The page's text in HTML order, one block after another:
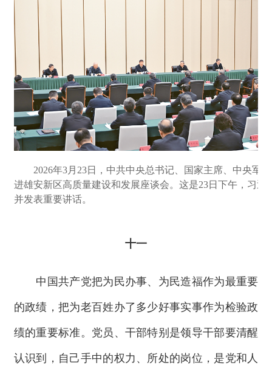
2026年3月23日，中共中央总书记、国家主席、中央军
进雄安新区高质量建设和发展座谈会。这是23日下午，习
并发表重要讲话。
十一
中国共产党把为民办事、为民造福作为最重要
的政绩，把为老百姓办了多少好事实事作为检验政
绩的重要标准。党员、干部特别是领导干部要清醒
认识到，自己手中的权力、所处的岗位，是党和人